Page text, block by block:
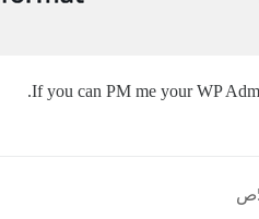
If you can PM me your WP